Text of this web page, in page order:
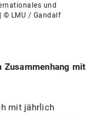
und
© LMU / Gandalf
Zusammenhang mit
mit jährlich